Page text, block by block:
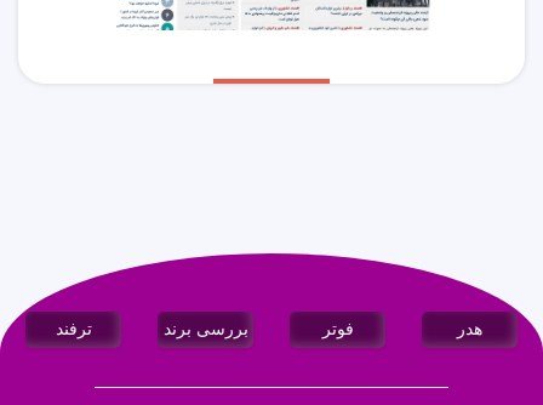
هدر فوتر بررسی برند ترفند